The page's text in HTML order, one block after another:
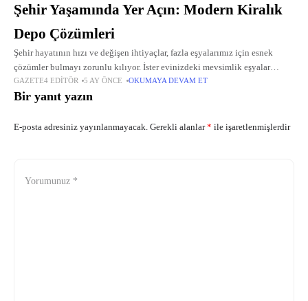
Şehir Yaşamında Yer Açın: Modern Kiralık
Depo Çözümleri
Şehir hayatının hızı ve değişen ihtiyaçlar, fazla eşyalarımız için esnek
çözümler bulmayı zorunlu kılıyor. İster evinizdeki mevsimlik eşyalar
olsun, ister işletmenizin stokları; güvenilir bir alan bulmak huzurlu bir
yaşamın anahtarı
GAZETE4 EDITÖR 5 AY ÖNCE OKUMAYA DEVAM ET
Bir yanıt yazın
E-posta adresiniz yayınlanmayacak. Gerekli alanlar* ile işaretlenmişlerdir